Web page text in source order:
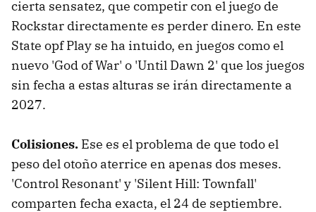
cierta sensatez, que competir con el juego de
Rockstar directamente es perder dinero. En este
State opf Play se ha intuido, en juegos como el
nuevo 'God of War' o 'Until Dawn 2' que los juegos
sin fecha a estas alturas se irán directamente a
2027.
Colisiones. Ese es el problema de que todo el
peso del otoño aterrice en apenas dos meses.
'Control Resonant' y 'Silent Hill: Townfall'
comparten fecha exacta, el 24 de septiembre.